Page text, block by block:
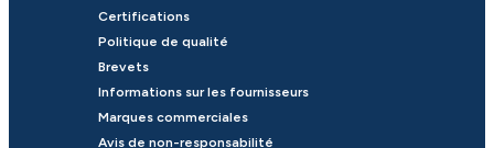
Certifications
Politique de qualité
Brevets
Informations sur les fournisseurs
Marques commerciales
Avis de non-responsabilité